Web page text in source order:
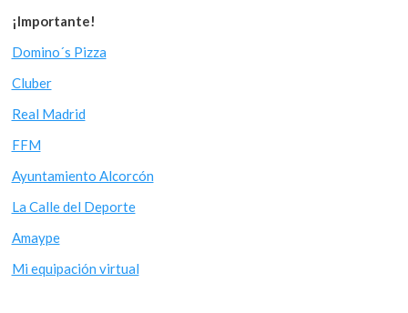
¡Importante!
Domino´s Pizza
Cluber
Real Madrid
FFM
Ayuntamiento Alcorcón
La Calle del Deporte
Amaype
Mi equipación virtual